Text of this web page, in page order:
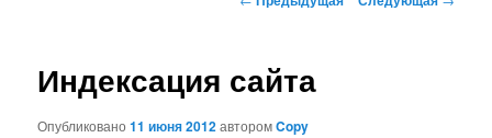
Индексация сайта
Опубликовано11 июня 2012авторомCopy